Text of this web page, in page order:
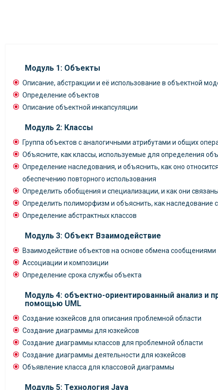
Модуль 1: Объекты
Описание, абстракции и её использование в объектной
Определение объектов
Описание объектной инкапсуляции
Модуль 2: Классы
Группа объектов с аналогичными атрибутами и общих
Объясните, как классы, используемые для определения
Определение наследования, и объяснить, как оно
обеспечению повторного использования
Определить обобщения и специализации, и как они
Определить полиморфизм и объяснить, как наследование
Определение абстрактных классов
Модуль 3: Объект Взаимодействие
Взаимодействие объектов на основе обмена сообщениями
Ассоциации и композиции
Определение срока службы объекта
Модуль 4: объектно-ориентированный анализ и
помощью UML
Создание юзкейсов для описания проблемной области
Создание диаграммы для юзкейсов
Создание диаграммы классов для проблемной области
Создание диаграммы деятельности для юзкейсов
Объявление класса для классовой диаграммы
Модуль 5: Технология Java